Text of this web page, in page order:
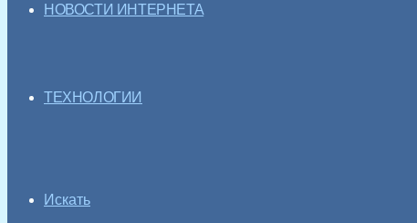
НОВОСТИ ИНТЕРНЕТА
ТЕХНОЛОГИИ
Искать